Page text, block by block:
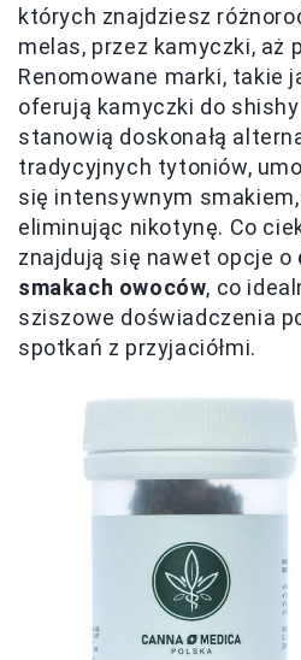
których znajdziesz
melas, przez kamyczki, aż
Renomowane marki, takie
oferują kamyczki do shishy
stanowią doskonałą
tradycyjnych tytoniów,
się intensywnym
eliminując nikotynę. Co
znajdują się nawet opcje o
smakach owoców, co
sziszowe doświadczenia
spotkań z przyjaciółmi.